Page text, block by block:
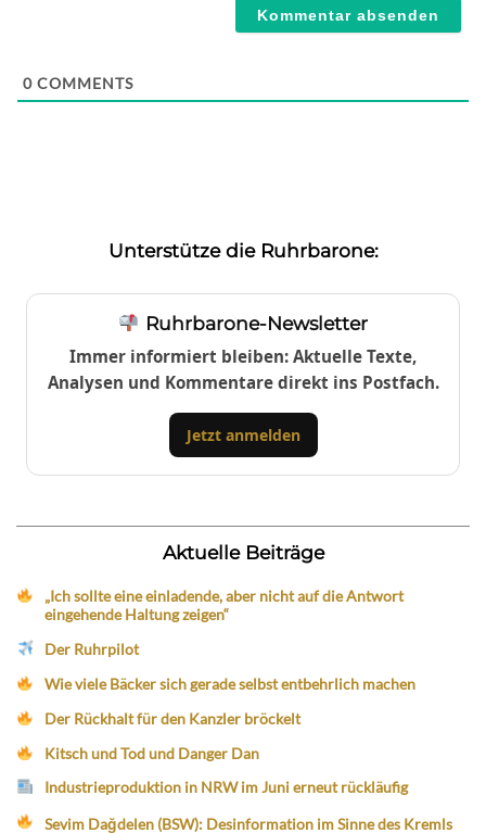
0 COMMENTS
Unterstütze die Ruhrbarone:
Ruhrbarone-Newsletter
Immer informiert bleiben: Aktuelle Texte,
Analysen und Kommentare direkt ins Postfach.
Jetzt anmelden
Aktuelle Beiträge
„Ich sollte eine einladende, aber nicht auf die Antwort
eingehende Haltung zeigen“
Der Ruhrpilot
Wie viele Bäcker sich gerade selbst entbehrlich machen
Der Rückhalt für den Kanzler bröckelt
Kitsch und Tod und Danger Dan
Industrieproduktion in NRW im Juni erneut rückläufig
Sevim Dağdelen (BSW): Desinformation im Sinne des Kremls